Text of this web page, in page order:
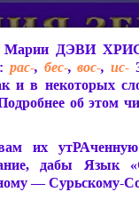
Марии ДЭВИ
рас-, бес-,вос-, ис-
и в некоторых
об этом
их утРАченную
дабы Язык
— Сурьскому-